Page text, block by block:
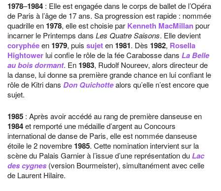
1978–1984 : Elle est engagée dans le corps de ballet de l’Opéra
de Paris à l’âge de 17 ans. Sa progression est rapide : nommée
quadrille en 1978, elle est choisie par Kenneth MacMillanpour
incarner le Printemps dans Les Quatre Saisons. Elle devient
coryphéeen 1979, puis sujeten 1981. Dès 1982, Rosella
Hightower lui confie le rôle de la fée Carabosse dans La Belle
au bois dormant. En 1983, Rudolf Noureev, alors directeur de
la danse, lui donne sa première grande chance en lui confiant le
rôle de Kitri dans Don Quichottealors qu’elle n’est encore que
sujet.
1985 : Après avoir accédé au rang de première danseuse en
1984et remporté une médaille d’argent au Concours
international de danse de Paris, elle est nommée danseuse
étoile le 2 novembre 1985. Cette nomination intervient sur la
scène du Palais Garnier à l’issue d’une représentation duLac
des cygnes(version Bourmeister), simultanément avec celle
de Laurent Hilaire.